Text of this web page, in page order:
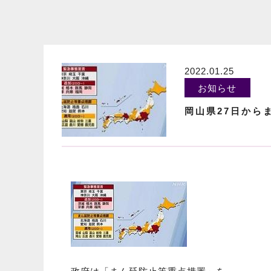
2022.01.25
お知らせ
岡山県27日から